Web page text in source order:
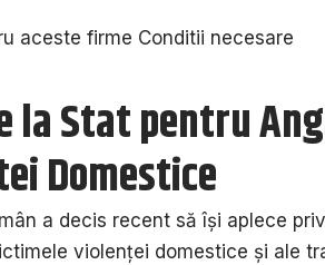
la Stat pentru
Domestice
a decis recent să își aplece
violenței domestice și ale